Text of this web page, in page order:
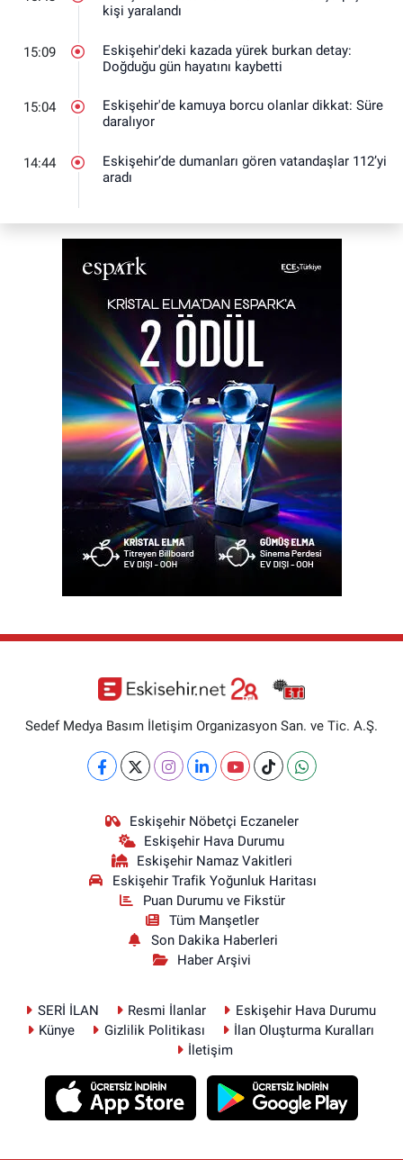
kişi yaralandı
15:09
Eskişehir'deki kazada yürek burkan detay:
Doğduğu gün hayatını kaybetti
15:04
Eskişehir'de kamuya borcu olanlar dikkat: Süre
daralıyor
14:44
Eskişehir’de dumanları gören vatandaşlar 112’yi
aradı
Sedef Medya Basım İletişim Organizasyon San. ve Tic. A.Ş.
Eskişehir Nöbetçi Eczaneler
Eskişehir Hava Durumu
Eskişehir Namaz Vakitleri
Eskişehir Trafik Yoğunluk Haritası
Puan Durumu ve Fikstür
Tüm Manşetler
Son Dakika Haberleri
Haber Arşivi
SERİ İLAN Resmi İlanlar
Eskişehir Hava Durumu
Künye
Gizlilik Politikası
İlan Oluşturma Kuralları
İletişim